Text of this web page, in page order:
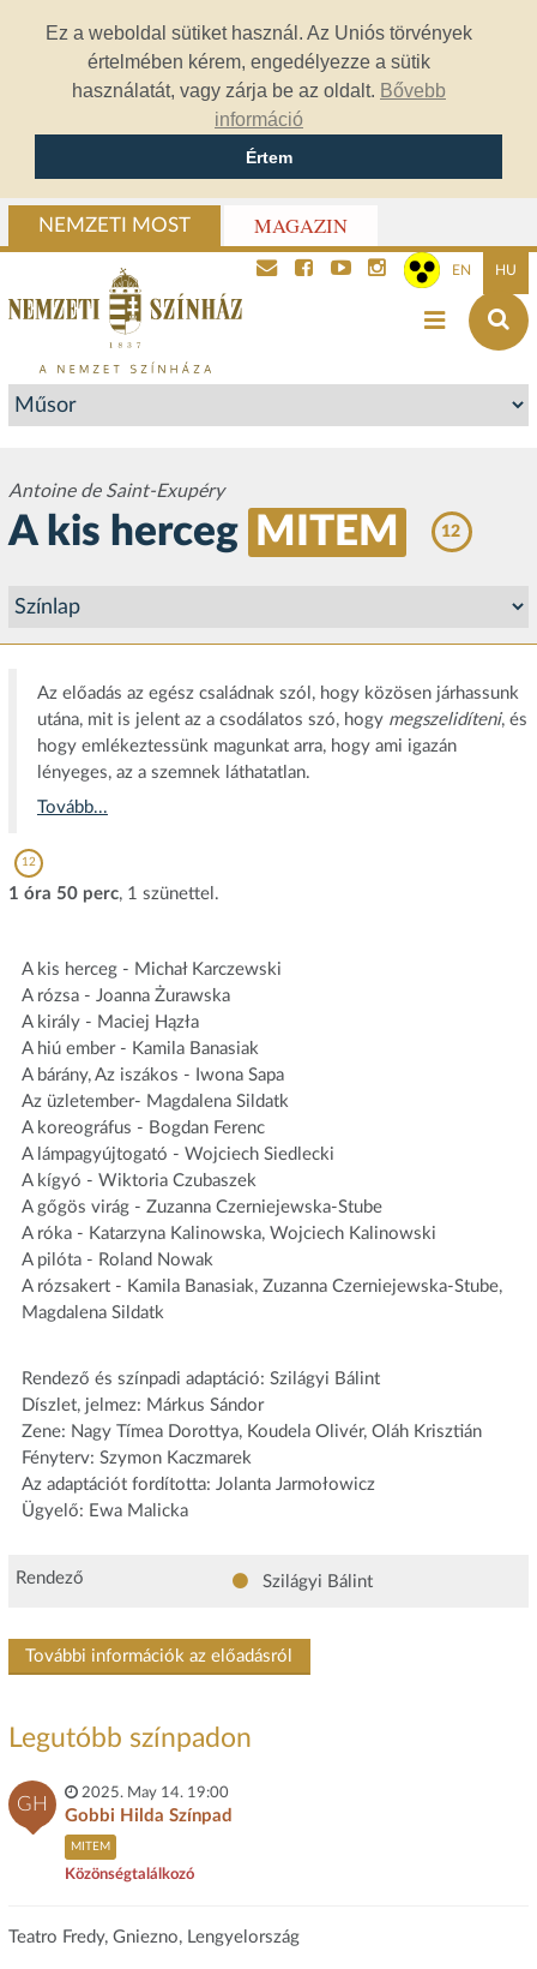
Ez a weboldal sütiket használ. Az Uniós törvények
értelmében kérem, engedélyezze a sütik
használatát, vagy zárja be az oldalt. Bővebb
információ
Értem
NEMZETI MOST MAGAZIN
EN HU
Antoine de Saint-Exupéry
A kis herceg MITEM 12
Az előadás az egész családnak szól, hogy közösen járhassunk
utána, mit is jelent az a csodálatos szó, hogy megszelidíteni, és
hogy emlékeztessünk magunkat arra, hogy ami igazán
lényeges, az a szemnek láthatatlan.
Tovább...
12
1 óra 50 perc, 1 szünettel.
A kis herceg - Michał Karczewski
A rózsa - Joanna Żurawska
A király - Maciej Hązła
A hiú ember - Kamila Banasiak
A bárány, Az iszákos - Iwona Sapa
Az üzletember- Magdalena Sildatk
A koreográfus - Bogdan Ferenc
A lámpagyújtogató - Wojciech Siedlecki
A kígyó - Wiktoria Czubaszek
A gőgös virág - Zuzanna Czerniejewska-Stube
A róka - Katarzyna Kalinowska, Wojciech Kalinowski
A pilóta - Roland Nowak
A rózsakert - Kamila Banasiak, Zuzanna Czerniejewska-Stube,
Magdalena Sildatk
Rendező és színpadi adaptáció: Szilágyi Bálint
Díszlet, jelmez: Márkus Sándor
Zene: Nagy Tímea Dorottya, Koudela Olivér, Oláh Krisztián
Fényterv: Szymon Kaczmarek
Az adaptációt fordította: Jolanta Jarmołowicz
Ügyelő: Ewa Malicka
Rendező Szilágyi Bálint
További információk az előadásról
Legutóbb színpadon
GH
2025. May 14. 19:00
Gobbi Hilda Színpad
MITEM
Közönségtalálkozó
Teatro Fredy, Gniezno, Lengyelország